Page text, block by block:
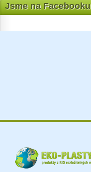
Jsme na Facebooku